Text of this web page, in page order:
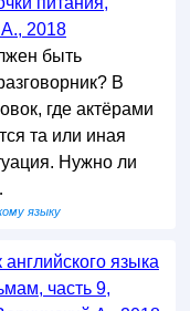
2018
быть
В
где актёрами
та или иная
Нужно ли
языку
английского языка
часть 9,